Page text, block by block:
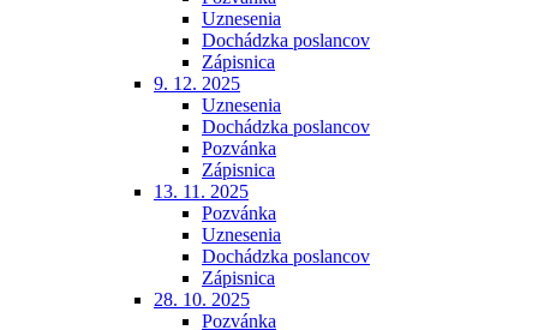
Uznesenia
Dochádzka poslancov
Zápisnica
9. 12. 2025
Uznesenia
Dochádzka poslancov
Pozvánka
Zápisnica
13. 11. 2025
Pozvánka
Uznesenia
Dochádzka poslancov
Zápisnica
28. 10. 2025
Pozvánka